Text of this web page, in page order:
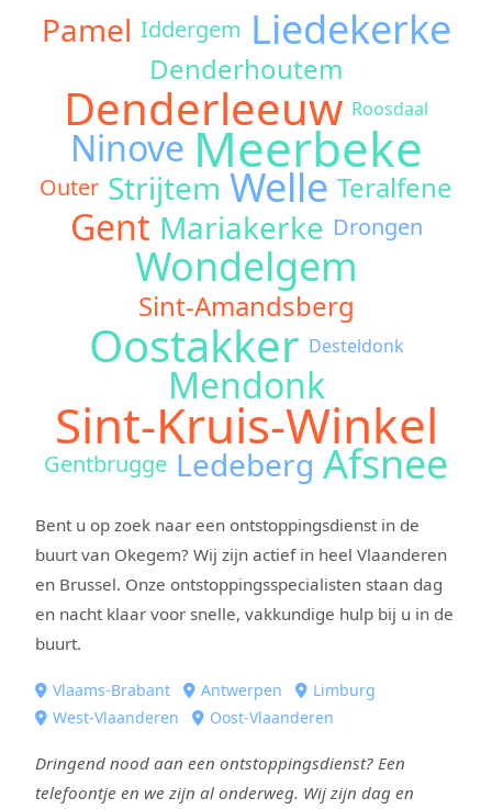
Pamel Iddergem Liedekerke
Denderhoutem
Denderleeuw Roosdaal
NinoveMeerbeke
Outer Strijtem Welle Teralfene
Gent Mariakerke Drongen
Wondelgem
Sint-Amandsberg
Oostakker Desteldonk
Mendonk
Sint-Kruis-Winkel
Gentbrugge Ledeberg Afsnee
Bent u op zoek naar een ontstoppingsdienst in de
buurt van Okegem? Wij zijn actief in heel Vlaanderen
en Brussel. Onze ontstoppingsspecialisten staan dag
en nacht klaar voor snelle, vakkundige hulp bij u in de
buurt.
Vlaams-Brabant Antwerpen
Limburg
West-Vlaanderen
Oost-Vlaanderen
Dringend nood aan een ontstoppingsdienst? Een
telefoontje en we zijn al onderweg. Wij zijn dag en